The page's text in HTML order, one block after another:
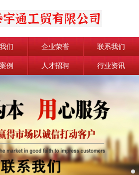
们 企业荣誉 联系我们
例 人才招聘 行业资讯